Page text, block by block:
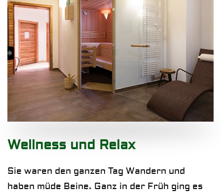
Wellness und Relax
Sie waren den ganzen Tag Wandern und
haben müde Beine. Ganz in der Früh ging es